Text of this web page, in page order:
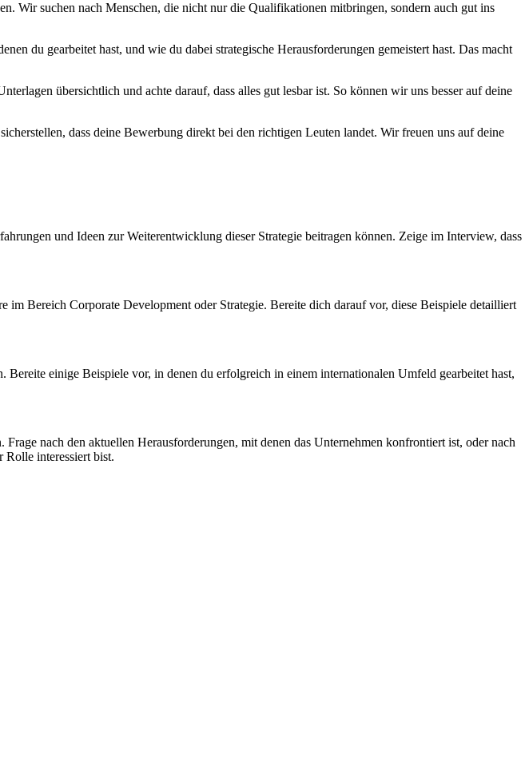
Wir suchen nach Menschen, die nicht nur die Qualifikationen mitbringen, sondern auch gut ins
du gearbeitet hast, und wie du dabei strategische Herausforderungen gemeistert hast. Das macht
übersichtlich und achte darauf, dass alles gut lesbar ist. So können wir uns besser auf deine
dass deine Bewerbung direkt bei den richtigen Leuten landet. Wir freuen uns auf deine
und Ideen zur Weiterentwicklung dieser Strategie beitragen können. Zeige im Interview, dass
im Bereich Corporate Development oder Strategie. Bereite dich darauf vor, diese Beispiele detailliert
einige Beispiele vor, in denen du erfolgreich in einem internationalen Umfeld gearbeitet hast,
nach den aktuellen Herausforderungen, mit denen das Unternehmen konfrontiert ist, oder nach
Rolle interessiert bist.